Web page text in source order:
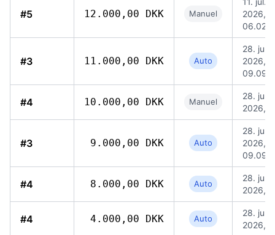
#5 12.000,00 DKK Manuel
2026,
06.02
#3 11.000,00 DKK Auto
28. jun.
2026,
09.09
#4 10.000,00 DKK Manuel
28. jun.
2026,
#3 9.000,00 DKK Auto
28. jun.
2026,
09.09
#4 8.000,00 DKK Auto
28. jun.
2026,
#4 4.000,00 DKK Auto
28. jun.
2026,